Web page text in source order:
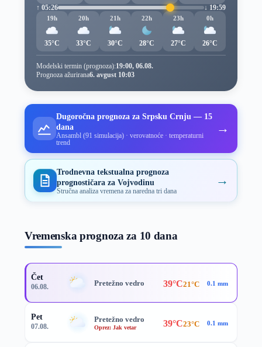
↑ 05:26
↓ 19:59
19h
35°C
20h
33°C
21h
30°C
22h
28°C
23h
27°C
0h
26°C
Modelski termin (prognoza):19:00, 06.08.
Prognoza ažurirana6. avgust 10:03
Dugoročna prognoza za Srpsku Crnju — 15
dana
Ansambl (91 simulacija) · verovatnoće · temperaturni
trend
→
Trodnevna tekstualna prognoza
prognostičara za Vojvodinu
Stručna analiza vremena za naredna tri dana
→
Vremenska prognoza za 10 dana
Čet
06.08. Pretežno vedro 39°C21°C 0.1 mm
Pet
07.08.
Pretežno vedro
Oprez: Jak vetar 39°C23°C 0.1 mm